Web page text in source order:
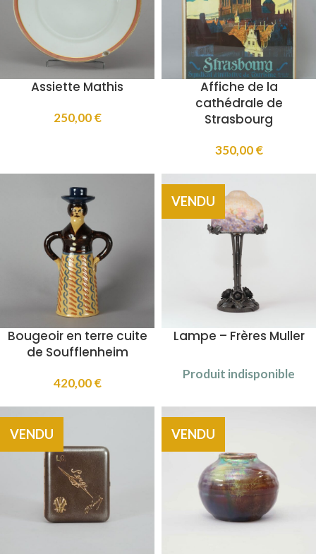
Assiette Mathis
250,00€
Affiche de la
cathédrale de
Strasbourg
350,00€
Bougeoir en terre cuite
de Soufflenheim
420,00€
VENDU
Lampe – Frères Muller
Produit indisponible
VENDU VENDU